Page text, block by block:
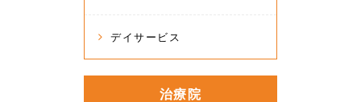
デイサービス
治療院